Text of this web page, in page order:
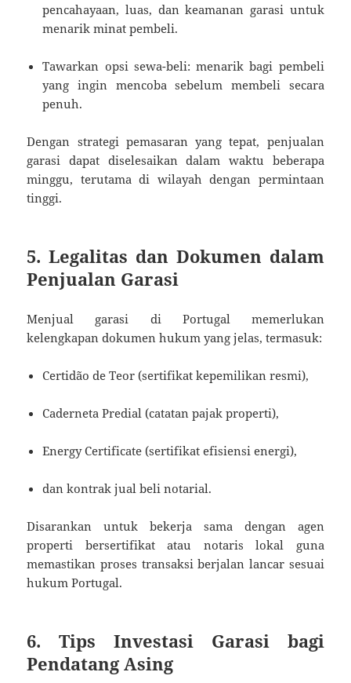
pencahayaan, luas, dan keamanan garasi untuk
menarik minat pembeli.
Tawarkan opsi sewa-beli: menarik bagi pembeli
yang ingin mencoba sebelum membeli secara
penuh.
Dengan strategi pemasaran yang tepat, penjualan
garasi dapat diselesaikan dalam waktu beberapa
minggu, terutama di wilayah dengan permintaan
tinggi.
5. Legalitas dan Dokumen dalam
Penjualan Garasi
Menjual garasi di Portugal memerlukan
kelengkapan dokumen hukum yang jelas, termasuk:
Certidão de Teor (sertifikat kepemilikan resmi),
Caderneta Predial (catatan pajak properti),
Energy Certificate (sertifikat efisiensi energi),
dan kontrak jual beli notarial.
Disarankan untuk bekerja sama dengan agen
properti bersertifikat atau notaris lokal guna
memastikan proses transaksi berjalan lancar sesuai
hukum Portugal.
6. Tips Investasi Garasi bagi
Pendatang Asing